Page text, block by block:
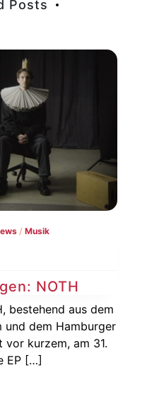
Posts
/ Musik
NOTH
bestehend aus dem
und dem Hamburger
vor kurzem, am 31.
EP […]